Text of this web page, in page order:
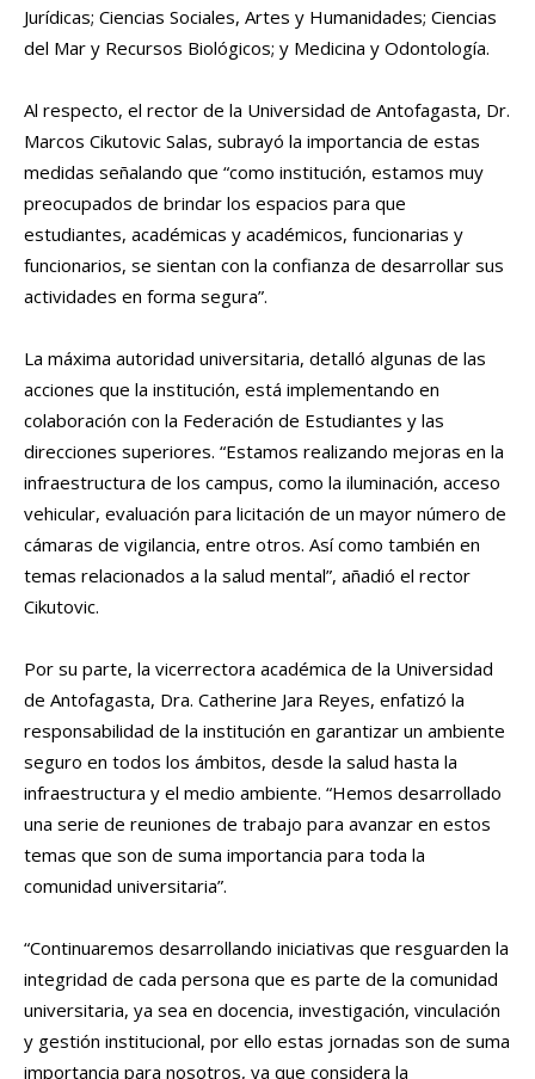
Jurídicas; Ciencias Sociales, Artes y Humanidades; Ciencias
del Mar y Recursos Biológicos; y Medicina y Odontología.
Al respecto, el rector de la Universidad de Antofagasta, Dr.
Marcos Cikutovic Salas, subrayó la importancia de estas
medidas señalando que “como institución, estamos muy
preocupados de brindar los espacios para que
estudiantes, académicas y académicos, funcionarias y
funcionarios, se sientan con la confianza de desarrollar sus
actividades en forma segura”.
La máxima autoridad universitaria, detalló algunas de las
acciones que la institución, está implementando en
colaboración con la Federación de Estudiantes y las
direcciones superiores. “Estamos realizando mejoras en la
infraestructura de los campus, como la iluminación, acceso
vehicular, evaluación para licitación de un mayor número de
cámaras de vigilancia, entre otros. Así como también en
temas relacionados a la salud mental”, añadió el rector
Cikutovic.
Por su parte, la vicerrectora académica de la Universidad
de Antofagasta, Dra. Catherine Jara Reyes, enfatizó la
responsabilidad de la institución en garantizar un ambiente
seguro en todos los ámbitos, desde la salud hasta la
infraestructura y el medio ambiente. “Hemos desarrollado
una serie de reuniones de trabajo para avanzar en estos
temas que son de suma importancia para toda la
comunidad universitaria”.
“Continuaremos desarrollando iniciativas que resguarden la
integridad de cada persona que es parte de la comunidad
universitaria, ya sea en docencia, investigación, vinculación
y gestión institucional, por ello estas jornadas son de suma
importancia para nosotros, ya que considera la